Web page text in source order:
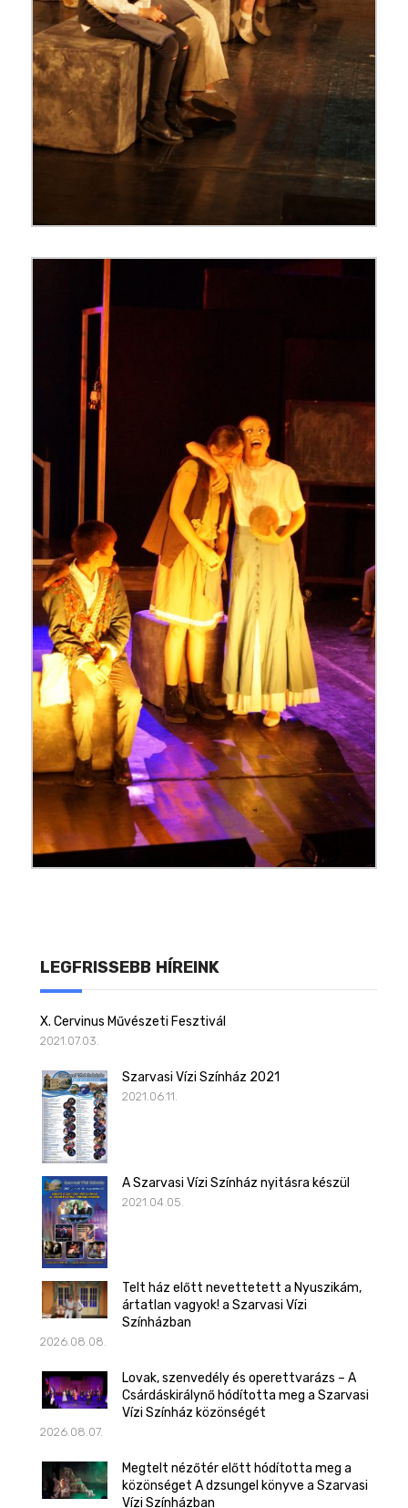
LEGFRISSEBB HÍREINK
X. Cervinus Művészeti Fesztivál
2021.07.03.
Szarvasi Vízi Színház 2021
2021.06.11.
A Szarvasi Vízi Színház nyitásra készül
2021.04.05.
Telt ház előtt nevettetett a Nyuszikám,
ártatlan vagyok! a Szarvasi Vízi
Színházban
2026.08.08.
Lovak, szenvedély és operettvarázs – A
Csárdáskirálynő hódította meg a Szarvasi
Vízi Színház közönségét
2026.08.07.
Megtelt nézőtér előtt hódította meg a
közönséget A dzsungel könyve a Szarvasi
Vízi Színházban